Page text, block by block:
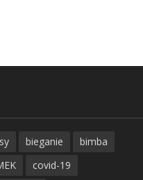
bieganie
bimba
covid-19